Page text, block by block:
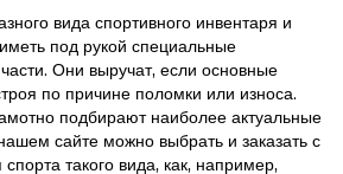
вида спортивного инвентаря и
под рукой специальные
Они выручат, если основные
по причине поломки или износа.
подбирают наиболее актуальные
сайте можно выбрать и заказать с
такого вида, как, например,